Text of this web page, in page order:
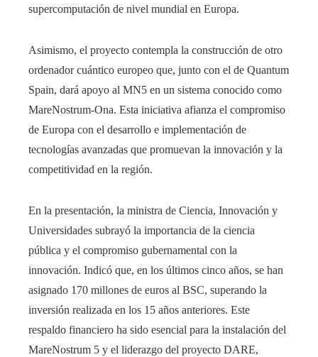
supercomputación de nivel mundial en Europa.
Asimismo, el proyecto contempla la construcción de otro
ordenador cuántico europeo que, junto con el de Quantum
Spain, dará apoyo al MN5 en un sistema conocido como
MareNostrum-Ona. Esta iniciativa afianza el compromiso
de Europa con el desarrollo e implementación de
tecnologías avanzadas que promuevan la innovación y la
competitividad en la región.
En la presentación, la ministra de Ciencia, Innovación y
Universidades subrayó la importancia de la ciencia
pública y el compromiso gubernamental con la
innovación. Indicó que, en los últimos cinco años, se han
asignado 170 millones de euros al BSC, superando la
inversión realizada en los 15 años anteriores. Este
respaldo financiero ha sido esencial para la instalación del
MareNostrum 5 y el liderazgo del proyecto DARE,